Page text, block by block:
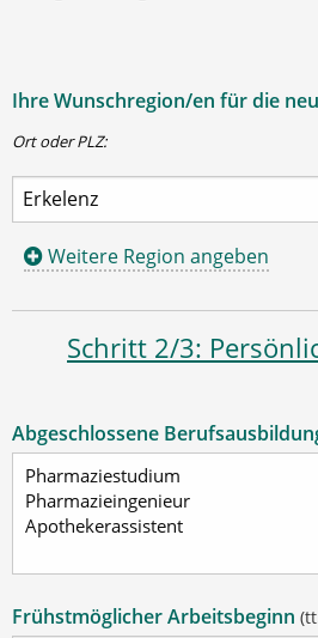
Ihre Wunschregion/en für die
Ort oder PLZ:
Weitere Region angeben
Schritt 2/3:
Abgeschlossene
Frühstmöglicher Arbeitsbeginn